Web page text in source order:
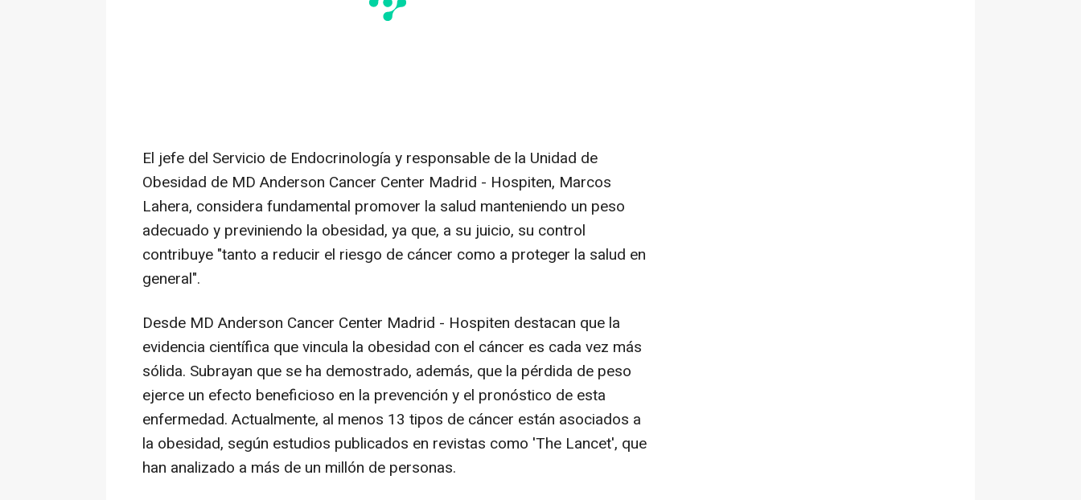
El jefe del Servicio de Endocrinología y responsable de la Unidad de
Obesidad de MD Anderson Cancer Center Madrid - Hospiten, Marcos
Lahera, considera fundamental promover la salud manteniendo un peso
adecuado y previniendo la obesidad, ya que, a su juicio, su control
contribuye "tanto a reducir el riesgo de cáncer como a proteger la salud en
general".
Desde MD Anderson Cancer Center Madrid - Hospiten destacan que la
evidencia científica que vincula la obesidad con el cáncer es cada vez más
sólida. Subrayan que se ha demostrado, además, que la pérdida de peso
ejerce un efecto beneficioso en la prevención y el pronóstico de esta
enfermedad. Actualmente, al menos 13 tipos de cáncer están asociados a
la obesidad, según estudios publicados en revistas como 'The Lancet', que
han analizado a más de un millón de personas.